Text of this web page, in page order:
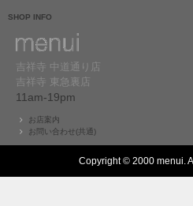
SHOP INFO
吉祥寺 中道通り店
吉祥寺 東急裏店
11am-19pm
お店案内
お問い合わせ(共通)
Copyright © 2000 menui.